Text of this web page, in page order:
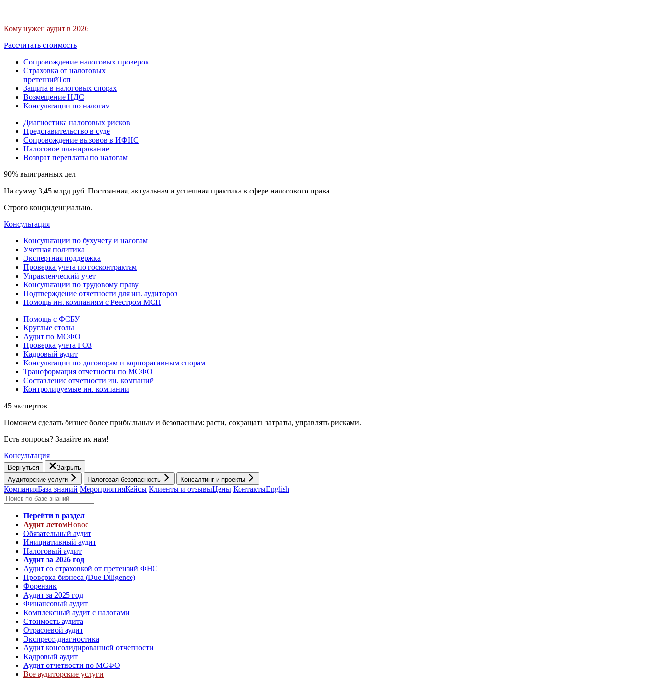
Кому нужен аудит в 2026
Рассчитать стоимость
Сопровождение налоговых проверок
Страховка от налоговых
претензийТоп
Защита в налоговых спорах
Возмещение НДС
Консультации по налогам
Диагностика налоговых рисков
Представительство в суде
Сопровождение вызовов в ИФНС
Налоговое планирование
Возврат переплаты по налогам
90% выигранных дел
На сумму 3,45 млрд руб. Постоянная, актуальная и успешная практика в сфере налогового права.
Строго конфиденциально.
Консультация
Консультации по бухучету и налогам
Учетная политика
Экспертная поддержка
Проверка учета по госконтрактам
Управленческий учет
Консультации по трудовому праву
Подтверждение отчетности для ин. аудиторов
Помощь ин. компаниям с Реестром МСП
Помощь с ФСБУ
Круглые столы
Аудит по МСФО
Проверка учета ГОЗ
Кадровый аудит
Консультации по договорам и корпоративным спорам
Трансформация отчетности по МСФО
Составление отчетности ин. компаний
Контролируемые ин. компании
45 экспертов
Поможем сделать бизнес более прибыльным и безопасным: расти, cокращать затраты, управлять рисками.
Есть вопросы? Задайте их нам!
Консультация
Вернуться
Закрыть
Аудиторские услуги
Налоговая безопасность Консалтинг и проекты
КомпанияБаза знаний МероприятияКейсы Клиенты и отзывыЦены КонтактыEnglish
Перейти в раздел
Аудит летомНовое
Обязательный аудит
Инициативный аудит
Налоговый аудит
Аудит за 2026 год
Аудит со страховкой от претензий ФНС
Проверка бизнеса (Due Diligence)
Форензик
Аудит за 2025 год
Финансовый аудит
Комплексный аудит с налогами
Стоимость аудита
Отраслевой аудит
Экспресс-диагностика
Аудит консолидированной отчетности
Кадровый аудит
Аудит отчетности по МСФО
Все аудиторские услуги